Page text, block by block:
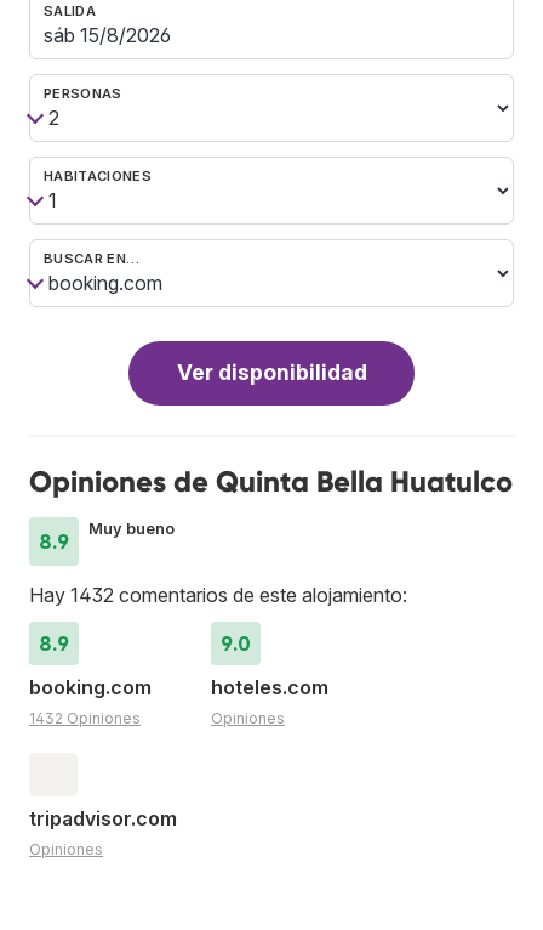
SALIDA
PERSONAS
HABITACIONES
BUSCAR EN…
Ver disponibilidad
Opiniones de Quinta Bella Huatulco
8.9
Muy bueno
Hay 1432 comentarios de este alojamiento:
8.9
booking.com
1432 Opiniones
9.0
hoteles.com
Opiniones
tripadvisor.com
Opiniones